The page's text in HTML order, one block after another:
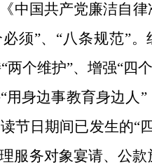
中国共产党廉洁自
必须”、“八条规范”
个维护”、增强“四个
“用身边事教育身边人
节日期间已发生的“
务对象宴请、公